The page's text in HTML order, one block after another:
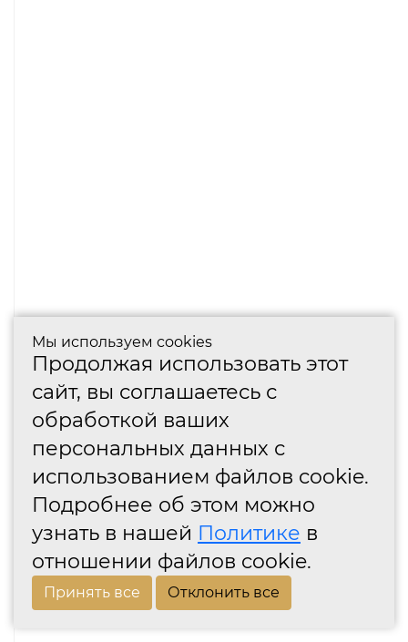
Мы используем cookies
Продолжая использовать этот
сайт, вы соглашаетесь с
обработкой ваших
персональных данных с
использованием файлов cookie.
Подробнее об этом можно
узнать в нашей Политике в
отношении файлов cookie.
Принять все Отклонить все